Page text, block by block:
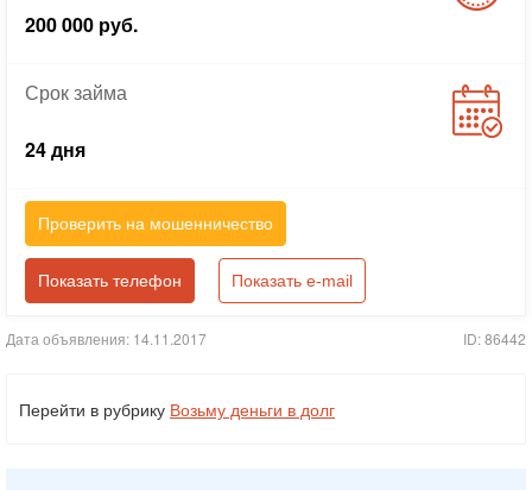
200 000 руб.
Срокзайма
24 дня
Проверить на мошенничество
Показать телефон Показать e-mail
Дата объявления: 14.11.2017 ID: 86442
Перейти в рубрику Возьму деньги в долг